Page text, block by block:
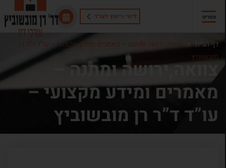
ליווי וייעוץ לעו"ד תפריט
דף הבית
צוואה,ירושה ומתנה – מאמרים ומידע מקצועי – עו”ד ד”ר רן
מובשוביץ
צוואה,ירושה ומתנה –
מאמרים ומידע מקצועי –
עו”ד ד”ר רן מובשוביץ